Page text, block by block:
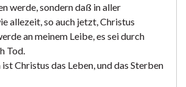
werde, sondern daß in aller
allezeit, so auch jetzt, Christus
an meinem Leibe, es sei durch
Tod.
Christus das Leben, und das Sterben